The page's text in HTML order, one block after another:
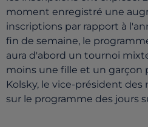
moment enregistré une
inscriptions par rapport à
fin de semaine, le
aura d'abord un tournoi
moins une fille et un garçon
Kolsky, le vice-président
sur le programme des jours